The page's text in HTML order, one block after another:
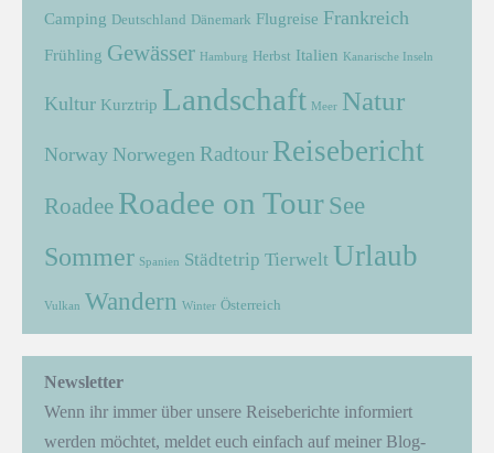
Camping Deutschland Dänemark Flugreise Frankreich
Frühling Gewässer Hamburg Herbst Italien Kanarische Inseln
Kultur Kurztrip Landschaft Meer Natur
Norway Norwegen Radtour Reisebericht
Roadee Roadee on Tour See
Sommer Spanien Städtetrip Tierwelt Urlaub
Vulkan Wandern Winter Österreich
Newsletter
Wenn ihr immer über unsere Reiseberichte informiert
werden möchtet, meldet euch einfach auf meiner Blog-